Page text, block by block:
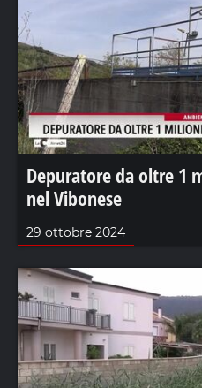
Depuratore da oltre 1
nel Vibonese
29 ottobre 2024